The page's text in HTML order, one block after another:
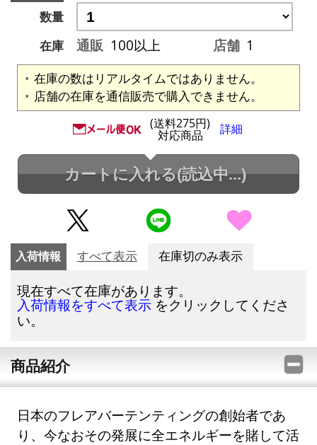
数量
在庫
通販 100以上 店舗 1
在庫の数はリアルタイムではありません。
店舗の在庫を通信販売で購入できません。
(送料275円)
対応商品 詳細
カートに入れる(読込中...)
入荷情報 すべて表示 在庫切のみ表示
現在すべて在庫があります。
入荷情報をすべて表示 をクリックしてくださ
い。
商品紹介
日本のフレアバーテンティングの創始者であ
り、今なおその発展に全エネルギーを賭して活